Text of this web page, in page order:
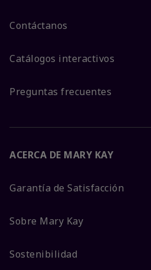
Contáctanos
Catálogos interactivos
Preguntas frecuentes
ACERCA DE MARY KAY
Garantía de Satisfacción
Sobre Mary Kay
Sostenibilidad